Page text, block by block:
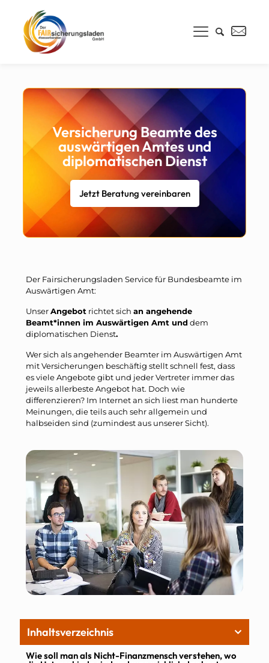
Versicherung Beamte des
auswärtigen Amtes und
diplomatischen Dienst
Jetzt Beratung vereinbaren
Der Fairsicherungsladen Service für Bundesbeamte im
Auswärtigen Amt:
UnserAngebot richtet sich an angehende
Beamt*innen im Auswärtigen Amt und dem
diplomatischen Dienst.
Wer sich als angehender Beamter im Auswärtigen Amt
mit Versicherungen beschäftig stellt schnell fest, dass
es viele Angebote gibt und jeder Vertreter immer das
jeweils allerbeste Angebot hat. Doch wie
differenzieren? Im Internet an sich liest man hunderte
Meinungen, die teils auch sehr allgemein und
halbseiden sind (zumindest aus unserer Sicht).
Wie soll man als Nicht-Finanzmensch verstehen, wo
Inhaltsverzeichnis